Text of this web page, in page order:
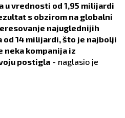
u vrednosti od 1,95 milijardi
s obzirom na globalni
najuglednijih
14 milijardi, što je najbolji
neka kompanija iz
postigla - naglasio je